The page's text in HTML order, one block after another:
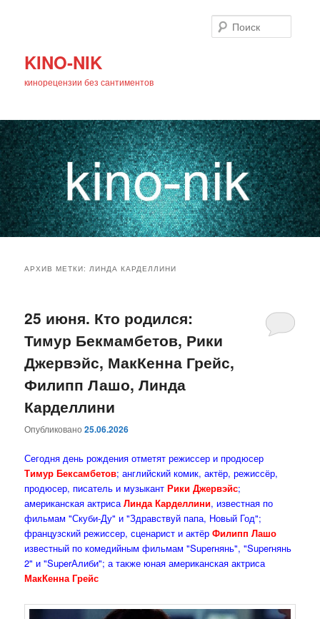
KINO-NIK
кинорецензии без сантиментов
основному
содержимому
дополнительному
содержимому
АРХИВ МЕТКИ:ЛИНДА КАРДЕЛЛИНИ
25 июня. Кто родился:
Тимур Бекмамбетов, Рики
Джервэйс, МакКенна Грейс,
Филипп Лашо, Линда
Карделлини
Опубликовано25.06.2026
Сегодня день рождения отметят режиссер и продюсер
Тимур Бексамбетов; английский комик, актёр, режиссёр,
продюсер, писатель и музыкантРики Джервэйс;
американская актрисаЛинда Карделлини, известная по
фильмам "Скуби-Ду" и "Здравствуй папа, Новый Год";
французский режиссер, сценарист и актёрФилипп Лашо
известный по комедийным фильмам "Superнянь", "Superнянь
2" и "SuperАлиби"; а также юная американская актриса
МакКенна Грейс